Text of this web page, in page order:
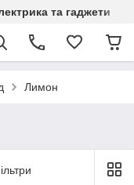
та гаджети
Лимон